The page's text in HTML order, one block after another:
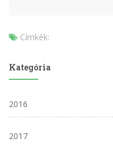
Címkék:
Kategória
2016
2017